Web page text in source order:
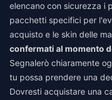
elencano con sicurezza i
pacchetti specifici per
acquisto e le skin delle
confermati al momento
Segnalerò chiaramente
tu possa prendere una
Dovresti acquistare una